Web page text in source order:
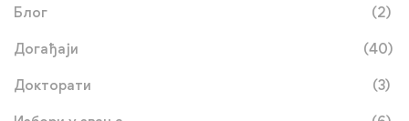
Блог (2)
Догађаји (40)
Докторати (3)